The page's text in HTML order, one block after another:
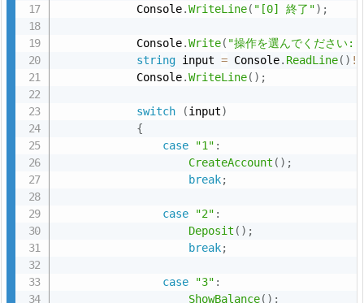
u
d
o
で
試
し
て
み
よ
う
            Console
.WriteLine( "[0] 終了") ;
            Console
.Write( "操作を選んでください:
string input = Console. ReadLine( ) !
            Console
.WriteLine( ) ;
switch (input)
{
case
"1" :
CreateAccount ( ) ;
break;
case "2" :
Deposit ( ) ;
break;
case "3" :
ShowBalance( ) ;